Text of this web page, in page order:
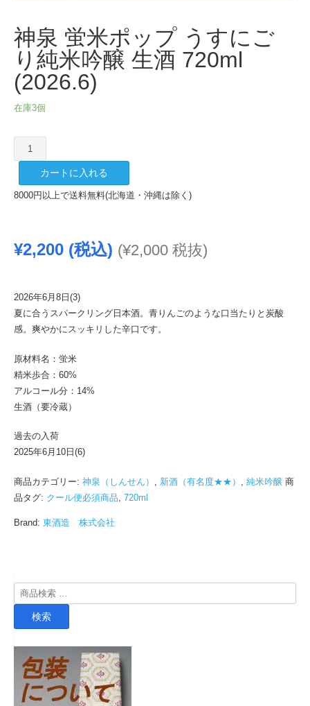
神泉 蛍米ポップ うすにご
り純米吟醸 生酒 720ml
(2026.6)
在庫3個
泉
米
う
ご
り
純
吟
醸
720ml
(2026.6)
カートに入れる
8000円以上で送料無料(北海道・沖縄は除く)
¥2,200 (税込) (¥2,000 税抜)
2026年6月8日(3)
夏に合うスパークリング日本酒。青りんごのような口当たりと炭酸
感。爽やかにスッキリした辛口です。
原材料名：蛍米
精米歩合：60%
アルコール分：14%
生酒（要冷蔵）
過去の入荷
2025年6月10日(6)
商品カテゴリー: 神泉（しんせん） 新酒（有名度★★） 純米吟醸 商
品タグ: クール便必須商品 720ml
Brand: 東酒造 株式会社
検
索
検索